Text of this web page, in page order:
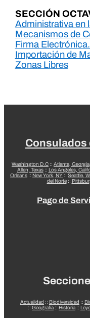
SECCIÓN
Administrativa en
Mecanismos de
Firma
Importación de
Zonas Libres
Consulados
Washington D.C :: Atlanta, Georgia
Allen, Texas:: Los Angeles,
Orleans :: New York, NY :: Seattle,
del Norte::
Pago de
Actualidad :: Biodiversidad ::
:: Geografía :: Historia ::